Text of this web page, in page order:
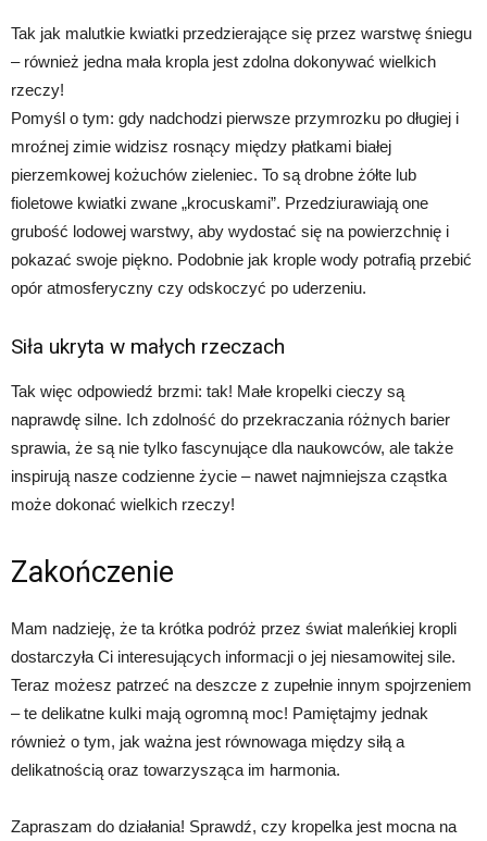
Tak jak malutkie kwiatki przedzierające się przez warstwę śniegu
– również jedna mała kropla jest zdolna dokonywać wielkich
rzeczy!
Pomyśl o tym: gdy nadchodzi pierwsze przymrozku po długiej i
mroźnej zimie widzisz rosnący między płatkami białej
pierzemkowej kożuchów zieleniec. To są drobne żółte lub
fioletowe kwiatki zwane „krocuskami”. Przedziurawiają one
grubość lodowej warstwy, aby wydostać się na powierzchnię i
pokazać swoje piękno. Podobnie jak krople wody potrafią przebić
opór atmosferyczny czy odskoczyć po uderzeniu.
Siła ukryta w małych rzeczach
Tak więc odpowiedź brzmi: tak! Małe kropelki cieczy są
naprawdę silne. Ich zdolność do przekraczania różnych barier
sprawia, że ​​są nie tylko fascynujące dla naukowców, ale także
inspirują nasze codzienne życie – nawet najmniejsza cząstka
może dokonać wielkich rzeczy!
Zakończenie
Mam nadzieję, że ta krótka podróż przez świat maleńkiej kropli
dostarczyła Ci interesujących informacji o jej niesamowitej sile.
Teraz możesz patrzeć na deszcze z zupełnie innym spojrzeniem
– te delikatne kulki mają ogromną moc! Pamiętajmy jednak
również o tym, jak ważna jest równowaga między siłą a
delikatnością oraz towarzysząca im harmonia.
Zapraszam do działania! Sprawdź, czy kropelka jest mocna na